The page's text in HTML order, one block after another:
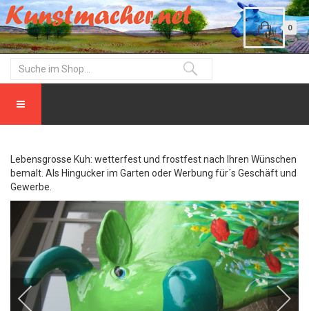
0
Lebensgrosse Kuh: wetterfest und frostfest nach Ihren Wünschen
bemalt. Als Hingucker im Garten oder Werbung für´s Geschäft und
Gewerbe.